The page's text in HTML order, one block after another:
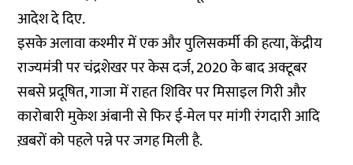
आदेश दे दिए.
इसके अलावा कश्मीर में एक और पुलिसकर्मी की हत्या, केंद्रीय
राज्यमंत्री पर चंद्रशेखर पर केस दर्ज, 2020 के बाद अक्टूबर
सबसे प्रदूषित, गाजा में राहत शिविर पर मिसाइल गिरी और
कारोबारी मुकेश अंबानी से फिर ई-मेल पर मांगी रंगदारी आदि
ख़बरों को पहले पन्ने पर जगह मिली है.